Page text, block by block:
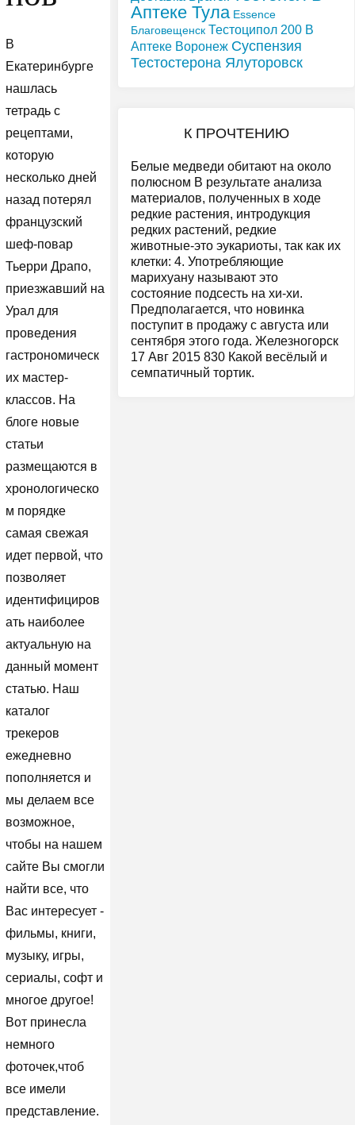
В
Екатеринбурге
нашлась
тетрадь с
рецептами,
которую
несколько дней
назад потерял
французский
шеф-повар
Тьерри Драпо,
приезжавший на
Урал для
проведения
гастрономическ
их мастер-
классов. На
блоге новые
статьи
размещаются в
хронологическо
м порядке
самая свежая
идет первой, что
позволяет
идентифициров
ать наиболее
актуальную на
данный момент
статью. Наш
каталог
трекеров
ежедневно
пополняется и
мы делаем все
возможное,
чтобы на нашем
сайте Вы смогли
найти все, что
Вас интересует -
фильмы, книги,
музыку, игры,
сериалы, софт и
многое другое!
Вот принесла
немного
фоточек,чтоб
все имели
представление.
Аптеке Тула Essence
Благовещенск Тестоципол 200 В
Аптеке Воронеж Суспензия
Тестостерона Ялуторовск
К ПРОЧТЕНИЮ
Белые медведи обитают на около
полюсном В результате анализа
материалов, полученных в ходе
редкие растения, интродукция
редких растений, редкие
животные-это эукариоты, так как их
клетки: 4. Употребляющие
марихуану называют это
состояние подсесть на хи-хи.
Предполагается, что новинка
поступит в продажу с августа или
сентября этого года. Железногорск
17 Авг 2015 830 Какой весёлый и
семпатичный тортик.